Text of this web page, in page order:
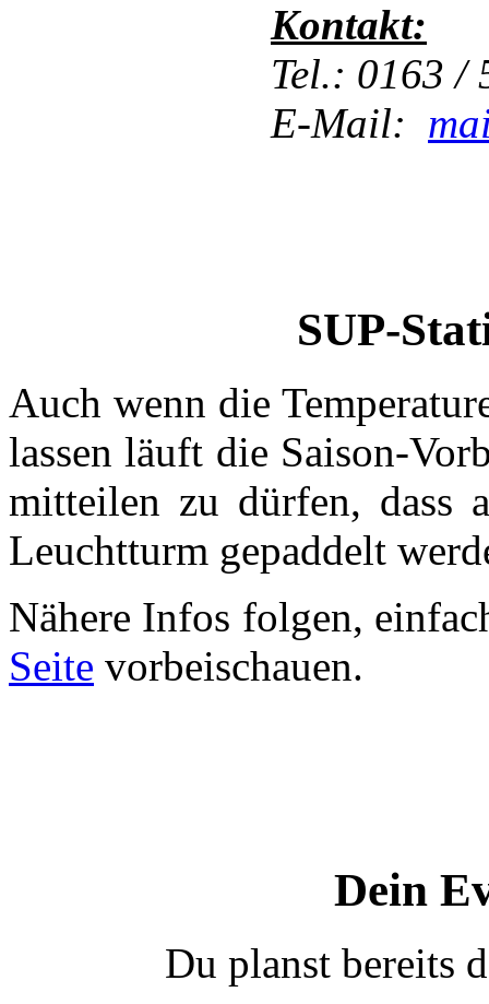
Kontakt:
Tel.: 0163 /
E-Mail:
SUP-
Auch wenn die
lassen läuft die Saison-
mitteilen zu dürfen, dass
Leuchtturm gepaddelt
Nähere Infos folgen,
Seite vorbeischauen.
Dein
Du planst bereits